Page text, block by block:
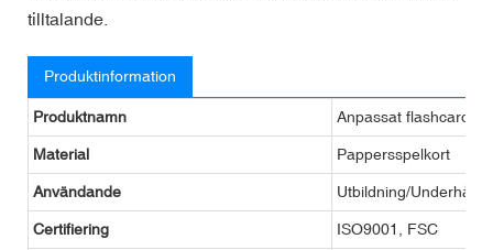
tilltalande.
Produktinformation
Produktnamn Anpassat flashcard
Material Pappersspelkort
Användande Utbildning/
Certifiering ISO9001, FSC